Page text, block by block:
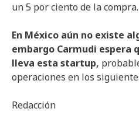
un 5 por ciento de la compra.
En México aún no existe
embargo Carmudi espera
lleva esta startup,
operaciones en los
Redacción